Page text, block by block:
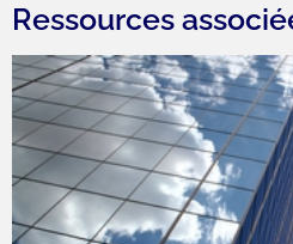
Ressources